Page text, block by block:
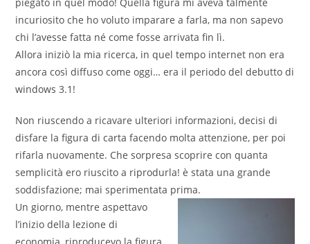
incuriosito che ho voluto imparare a farla, ma non sapevo
chi l’avesse fatta né come fosse arrivata fin lì.
Allora iniziò la mia ricerca, in quel tempo internet non era
ancora così diffuso come oggi… era il periodo del debutto di
windows 3.1!
Non riuscendo a ricavare ulteriori informazioni, decisi di
disfare la figura di carta facendo molta attenzione, per poi
rifarla nuovamente. Che sorpresa scoprire con quanta
semplicità ero riuscito a riprodurla! è stata una grande
soddisfazione; mai sperimentata prima.
Un giorno, mentre aspettavo
l’inizio della lezione di